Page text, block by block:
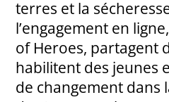
terres et la
l’engagement en
of Heroes, partagent
habilitent des jeunes
de changement dans